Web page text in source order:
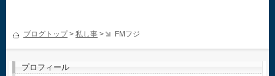
ブログトップ> 私し事 > FMフジ
プロフィール